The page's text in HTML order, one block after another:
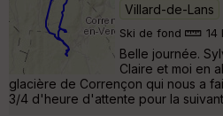
Villard-de-Lans
Ski de fond 14
Belle journée.
Claire et moi en
glacière de Corrençon qui nous a
3/4 d'heure d'attente pour la